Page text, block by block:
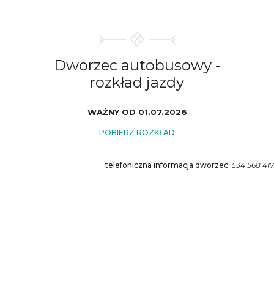
Dworzec autobusowy -
rozkład jazdy
WAŻNY OD 01.07.2026
POBIERZ ROZKŁAD
telefoniczna informacja dworzec:534 568 417